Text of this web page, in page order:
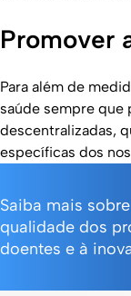
Promover
Para além de
saúde sempre que
descentralizadas,
específicas dos
Saiba mais
qualidade dos
doentes e à